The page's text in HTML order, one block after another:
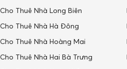
Cho Thuê Nhà Long Biên
Cho Thuê Nhà Hà Đông
Cho Thuê Nhà Hoàng Mai
Cho Thuê Nhà Hai Bà Trưng